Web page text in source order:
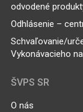
odvodené
Odhlásenie –
Schvaľovanie/
Vykonávacieho
ŠVPS SR
O nás